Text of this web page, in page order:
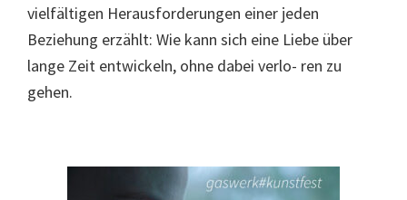
vielfältigen Herausforderungen einer jeden
Beziehung erzählt: Wie kann sich eine Liebe über
lange Zeit entwickeln, ohne dabei verlo- ren zu
gehen.